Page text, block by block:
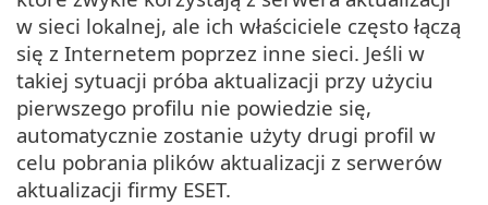
w sieci lokalnej, ale ich właściciele często łączą
się z Internetem poprzez inne sieci. Jeśli w
takiej sytuacji próba aktualizacji przy użyciu
pierwszego profilu nie powiedzie się,
automatycznie zostanie użyty drugi profil w
celu pobrania plików aktualizacji z serwerów
aktualizacji firmy ESET.